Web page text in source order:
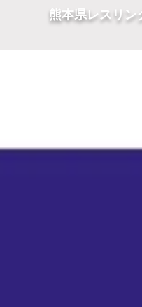
熊本県レスリン